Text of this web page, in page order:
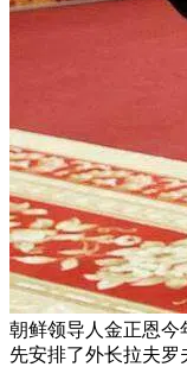
朝鲜领导人金正恩今
先安排了外长拉夫罗